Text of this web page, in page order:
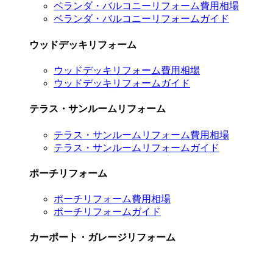
ベランダ・バルコニーリフォーム費用相場
ベランダ・バルコニーリフォームガイド
ウッドデッキリフォーム
ウッドデッキリフォーム費用相場
ウッドデッキリフォームガイド
テラス・サンルームリフォーム
テラス・サンルームリフォーム費用相場
テラス・サンルームリフォームガイド
ポーチリフォーム
ポーチリフォーム費用相場
ポーチリフォームガイド
カーポート・ガレージリフォーム